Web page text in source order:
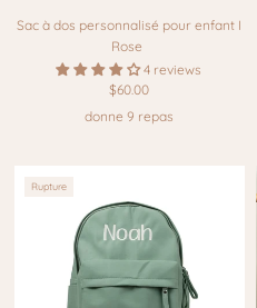
Sac à dos personnalisé pour enfant I
Rose
4 reviews
$60.00
donne 9 repas
Rupture